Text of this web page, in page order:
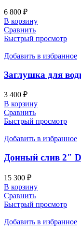
6 800 ₽
В корзину
Сравнить
Быстрый просмотр
Добавить в избранное
Заглушка для
3 400 ₽
В корзину
Сравнить
Быстрый просмотр
Добавить в избранное
Донный слив 2″
15 300 ₽
В корзину
Сравнить
Быстрый просмотр
Добавить в избранное